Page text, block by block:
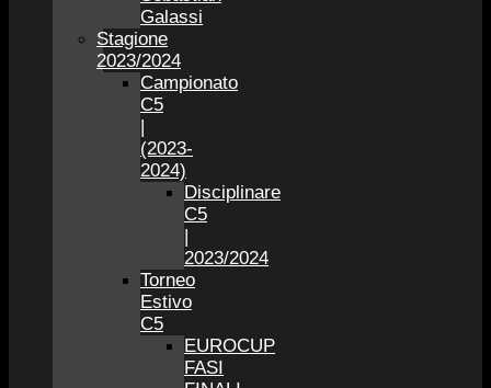
Galassi
Stagione
2023/2024
Campionato
C5
|
(2023-
2024)
Disciplinare
C5
|
2023/2024
Torneo
Estivo
C5
EUROCUP
FASI